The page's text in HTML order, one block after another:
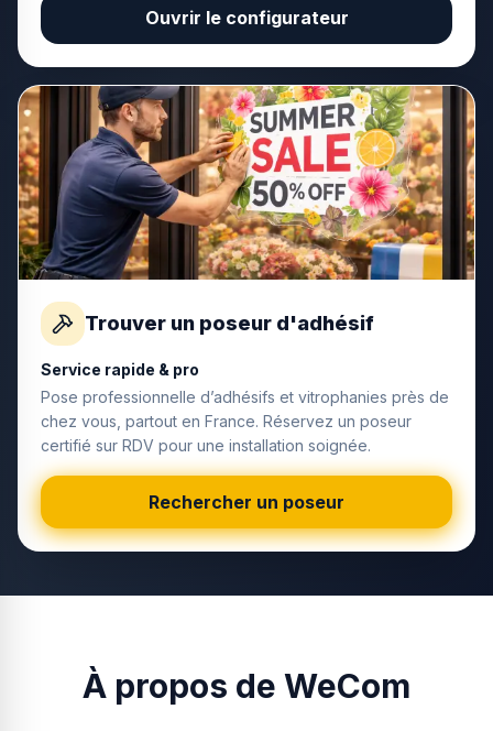
Ouvrir le configurateur
Trouver un poseur d'adhésif
Service rapide & pro
Pose professionnelle d’adhésifs et vitrophanies près de
chez vous, partout en France. Réservez un poseur
certifié sur RDV pour une installation soignée.
Rechercher un poseur
À propos de WeCom